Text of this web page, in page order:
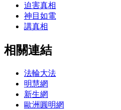
迫害真相
神目如電
講真相
相關連結
法輪大法
明慧網
新生網
歐洲圓明網